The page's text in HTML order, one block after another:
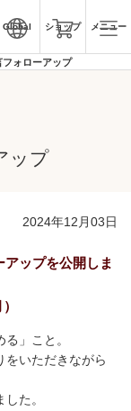
Global ショップ メニュー
ォローアップ
ップ
2024年12月03日
ップを公開しま
」こと。
をいただきながら
た。